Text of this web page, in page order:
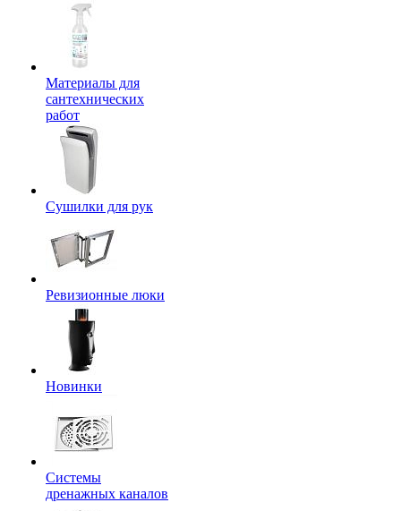
Материалы для
сантехнических
работ
Сушилки для рук
Ревизионные люки
Новинки
Системы
дренажных каналов